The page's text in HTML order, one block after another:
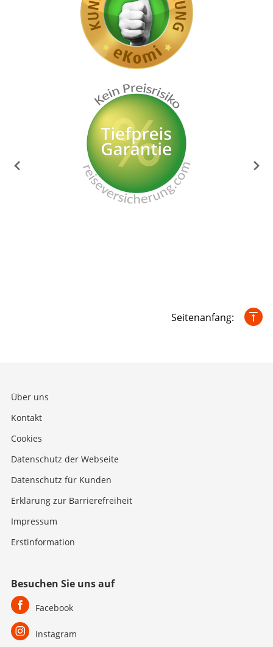
Seitenanfang:
Über uns
Kontakt
Cookies
Datenschutz der Webseite
Datenschutz für Kunden
Erklärung zur Barrierefreiheit
Impressum
Erstinformation
Besuchen Sie uns auf
Facebook
Instagram